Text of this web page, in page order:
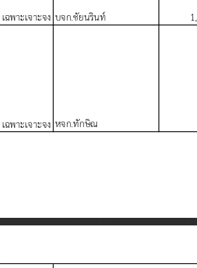
เฉพาะเจาะจง บจก.ชยนรนท
เฉพาะเจาะจง หจก.ทกษณ